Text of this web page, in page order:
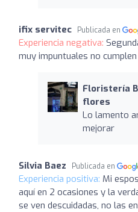
ifix servitec Publicada en
Experiencia negativa:
muy impuntuales no
Floristería
flores
Lo lamento
mejorar
Silvia Baez Publicada en
Experiencia positiva: Mi
aquí en 2 ocasiones y la
se ven descuidadas, no las